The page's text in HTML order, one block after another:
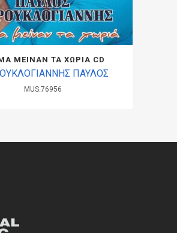
ΜΕΙΝΑΝ ΤΑ ΧΩΡΙΑ CD
ΠΑΥΛΟΣ
MUS.76956